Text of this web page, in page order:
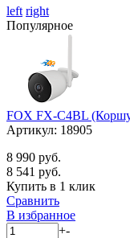
left right
Популярное
FOX FX-C4BL
Артикул: 18905
8 990 руб.
8 541 руб.
Купить в 1 клик
Сравнить
В избранное
+-